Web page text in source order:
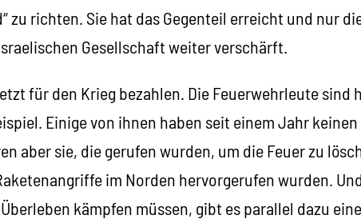
zu richten. Sie hat das Gegenteil erreicht und nur
Gesellschaft weiter verschärft.
für den Krieg bezahlen. Die Feuerwehrleute sind
Einige von ihnen haben seit einem Jahr
aber sie, die gerufen wurden, um die Feuer zu
im Norden hervorgerufen wurden.
kämpfen müssen, gibt es parallel dazu